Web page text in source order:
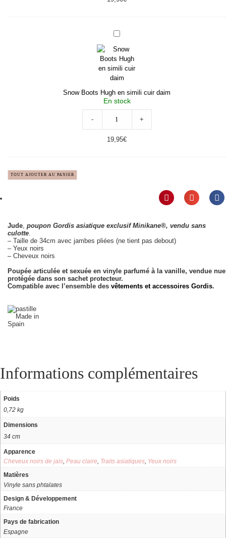
Snow
Hugh
en
simili
cuir
daim
Snow Boots Hugh en simili cuir daim
En stock
- +
19,95€
TOUT AJOUTER AU PANIER
Jude, poupon Gordis asiatique exclusif Minikane®, vendu sans
culotte.
– Taille de 34cm avec jambes pliées (ne tient pas debout)
– Yeux noirs
– Cheveux noirs
Poupée articulée et sexuée en vinyle parfumé à la vanille, vendue nue
protégée dans son sachet protecteur.
Compatible avec l’ensemble des vêtements et accessoires Gordis.
Informations complémentaires
Poids
0,72 kg
Dimensions
34 cm
Apparence
Cheveux noirs de jais, Peau claire Traits asiatiques, Yeux noirs
Matières
Vinyle sans phtalates
Design & Développement
France
Pays de fabrication
Espagne